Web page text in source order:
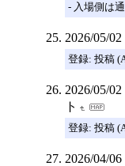
- 入場側は
2026/05/
登録: 投稿
2026/05/
ト
登録: 投稿
2026/04/